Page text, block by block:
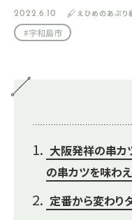
2022.6.10 えひめのあぷり
#宇和島市
大阪発祥の串カ
の串カツを味わ
定番から変わり